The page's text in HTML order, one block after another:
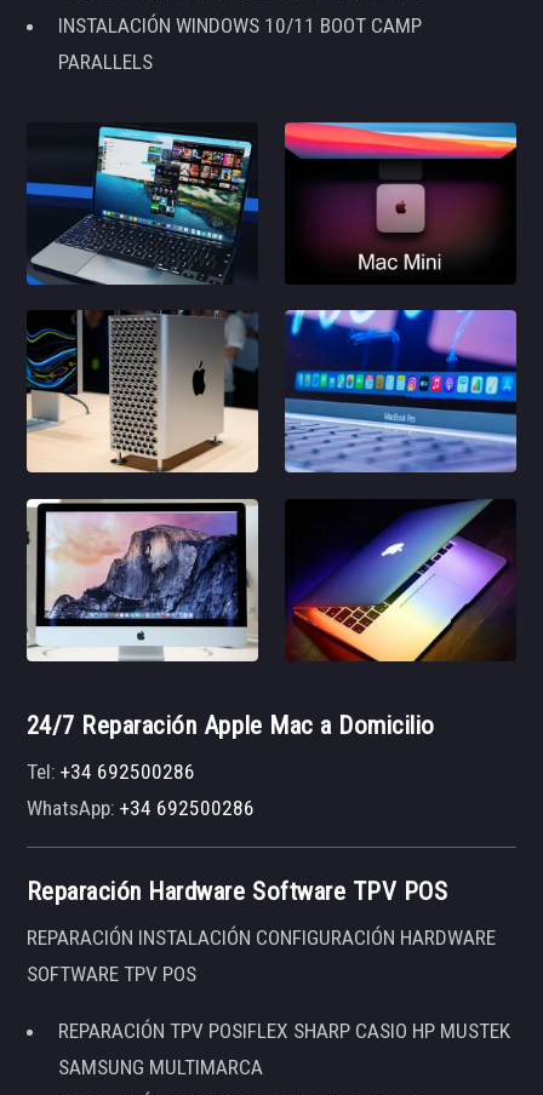
INSTALACIÓN WINDOWS 10/11 BOOT CAMP
PARALLELS
24/7 Reparación Apple Mac a Domicilio
Tel:+34 692500286
WhatsApp:+34 692500286
Reparación Hardware Software TPV POS
REPARACIÓN INSTALACIÓN CONFIGURACIÓN HARDWARE
SOFTWARE TPV POS
REPARACIÓN TPV POSIFLEX SHARP CASIO HP MUSTEK
SAMSUNG MULTIMARCA